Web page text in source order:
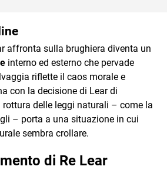
affronta sulla brughiera diventa un
interno ed esterno che pervade
riflette il caos morale e
con la decisione di Lear di
rottura delle leggi naturali – come la
– porta a una situazione in cui
sembra crollare.
di Re Lear